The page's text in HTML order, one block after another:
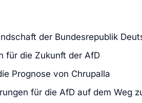
der Bundesrepublik
für die Zukunft der AfD
Prognose von Chrupalla
für die AfD auf dem Weg